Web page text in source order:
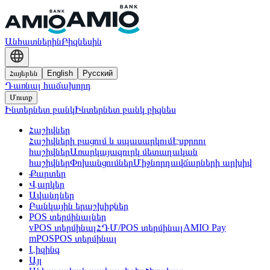
ԱնհատներինԲիզնեսին
Հայերեն English Русский
Դառնալ հաճախորդ
Մուտք
Ինտերնետ բանկԻնտերնետ բանկ բիզնես
Հաշիվներ
Հաշիվների բացում և սպասարկումԷսքրոու
հաշիվներԱռարկայազուրկ մետաղական
հաշիվներՓոխանցումներՄիջնորդավճարների արխիվ
Քարտեր
Վարկեր
Ավանդներ
Բանկային երաշխիքներ
POS տերմինալներ
vPOS տերմինալՀԴՄ/POS տերմինալAMIO Pay
mPOSPOS տերմինալ
Լիզինգ
Այլ